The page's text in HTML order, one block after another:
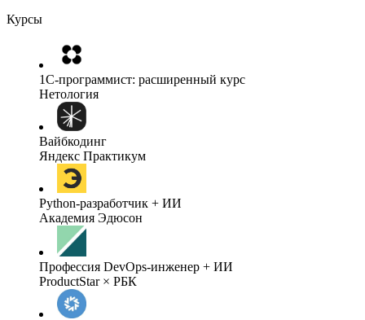
Курсы
1C-программист: расширенный курс
Нетология
Вайбкодинг
Яндекс Практикум
Python-разработчик + ИИ
Академия Эдюсон
Профессия DevOps-инженер + ИИ
ProductStar × РБК